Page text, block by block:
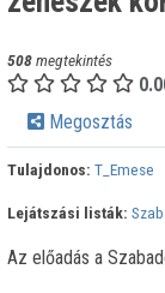
508megtekintés
Megosztás
Tulajdonos: T_Emese
Lejátszási listák:
Az előadás a